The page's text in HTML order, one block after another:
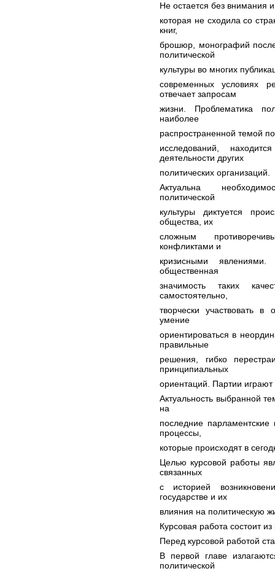
Не остается без внимания
которая не сходила со
книг,
брошюр, монографий
политической
культуры во многих
современных условиях
отвечает запросам
жизни. Проблематика
наиболее
распространенной темой
исследований,
деятельности других
политических организаций.
Актуальна
политической
культуры диктуется
общества, их
сложным
конфликтами и
кризисными
общественная
значимость таких
самостоятельно,
творчески участвовать в
умение
ориентироваться в
правильные
решения, гибко
принципиальных
ориентаций. Партии
Актуальность выбранной
на
последние
процессы,
которые происходят в
Целью курсовой работы
связанных
с историей
государстве и их
влияния на политическую
Курсовая работа состоит из
Перед курсовой работой
В первой главе
политической